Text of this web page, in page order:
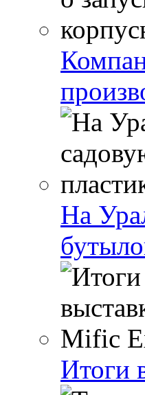
На
Итоги